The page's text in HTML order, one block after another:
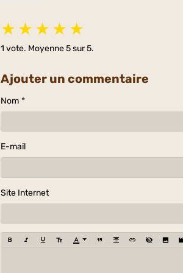
★ ★ ★ ★ ★
1 vote. Moyenne5sur 5.
Ajouter un commentaire
Nom
E-mail
Site Internet